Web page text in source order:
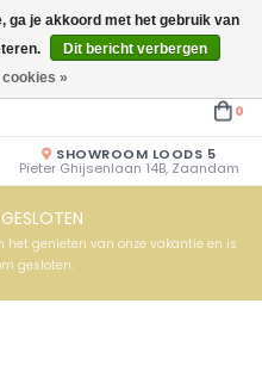
10.00u - 17.00u of op afspraak!
0
SHOWROOM LOODS 5
Pieter Ghijsenlaan 14B, Zaandam
genieten van onze vakantie en is
gesloten.
ga je akkoord met het gebruik van
Dit bericht verbergen
»